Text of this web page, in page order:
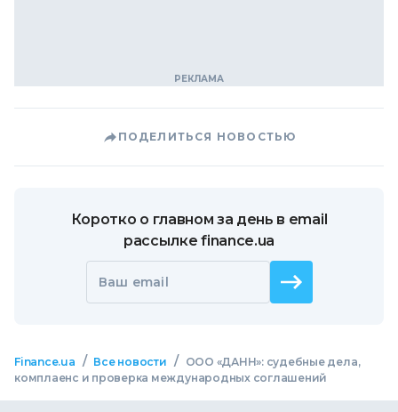
ПОДЕЛИТЬСЯ НОВОСТЬЮ
Коротко о главном за день в email
рассылке finance.ua
Ваш email
Finance.ua / Все новости /
ООО «ДАНН»: судебные дела,
комплаенс и проверка международных соглашений